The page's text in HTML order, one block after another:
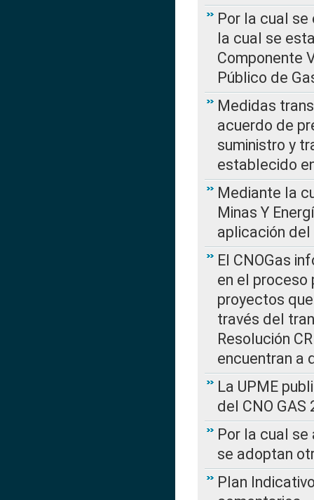
Por la cual se
la cual se
Componente
Público de
Medidas
acuerdo de
suministro y
establecido
Mediante la
Minas Y
aplicación
El CNOGas
en el proceso
proyectos
través del
Resolución
encuentran a
La UPME
del CNO
Por la cual
se adoptan
Plan